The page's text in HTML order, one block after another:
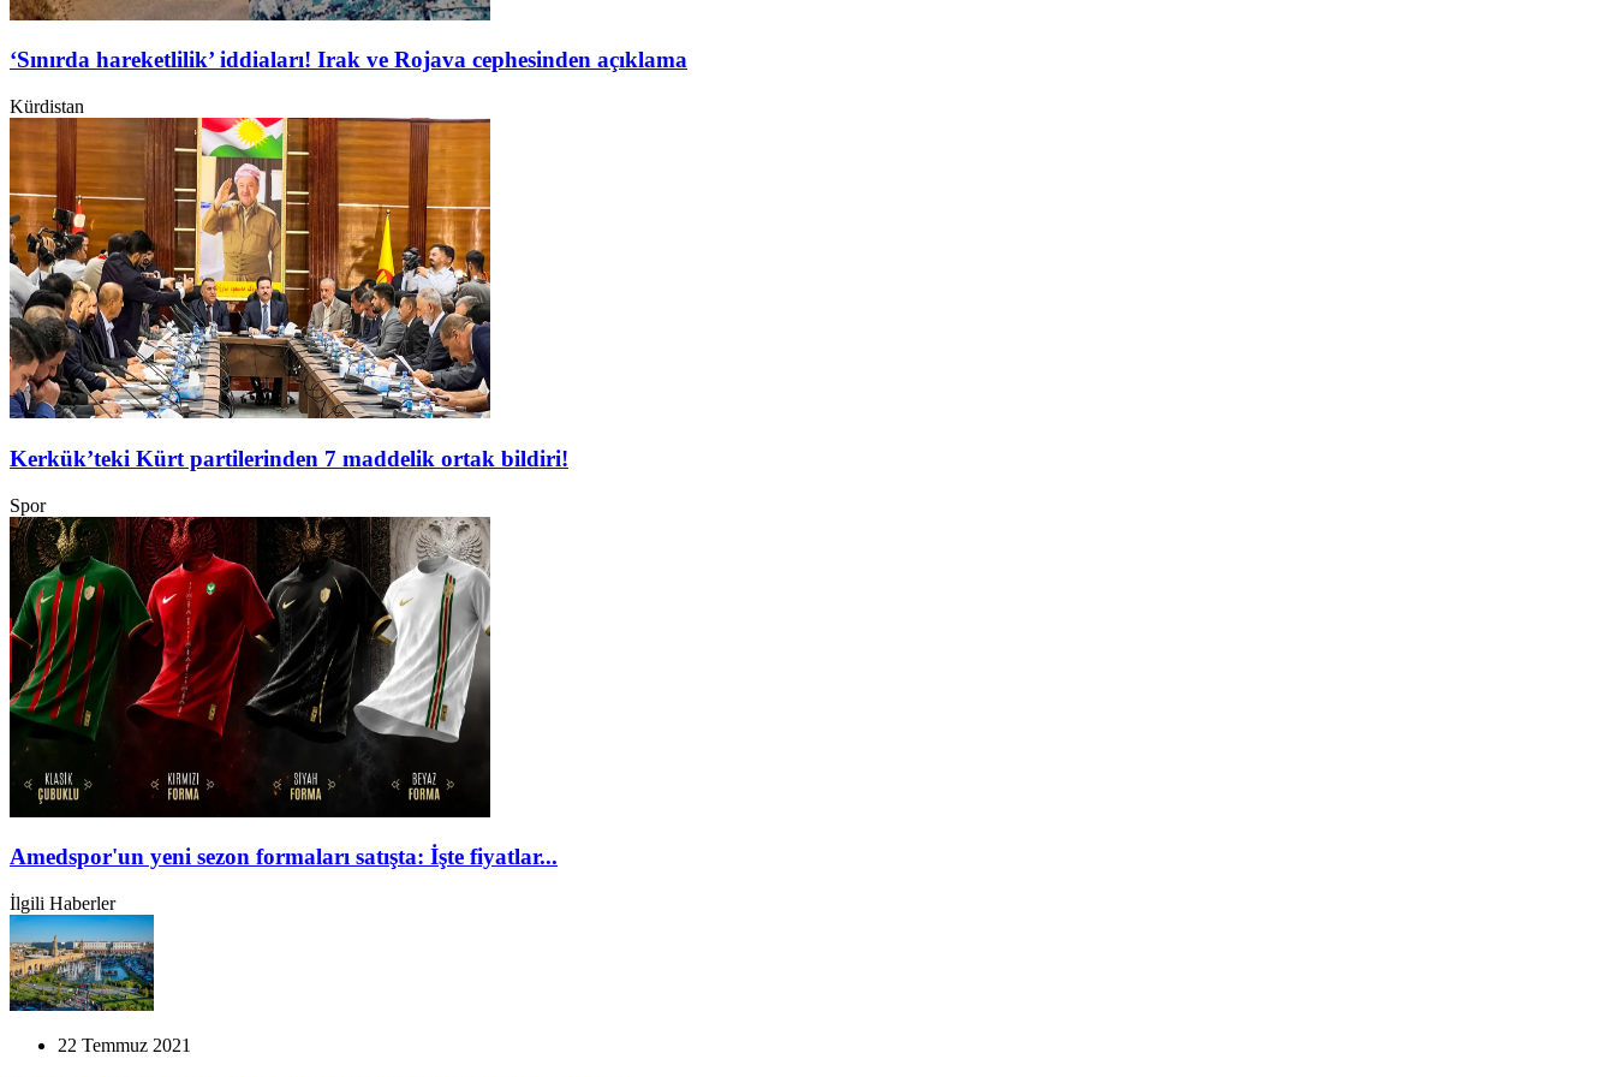
‘Sınırda hareketlilik’ iddiaları! Irak ve Rojava cephesinden açıklama
Kürdistan
Kerkük’teki Kürt partilerinden 7 maddelik ortak bildiri!
Spor
Amedspor'un yeni sezon formaları satışta: İşte fiyatlar...
İlgili Haberler
22 Temmuz 2021